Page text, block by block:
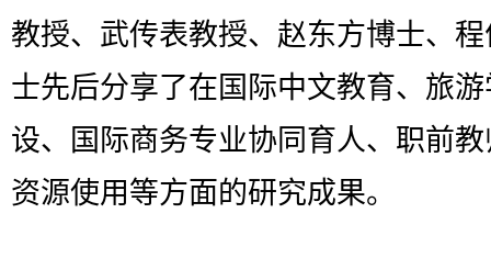
教授、武传表教授、赵东方博士、
士先后分享了在国际中文教育、旅
设、国际商务专业协同育人、职前
资源使用等方面的研究成果。